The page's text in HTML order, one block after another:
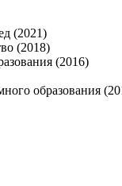
(2021)
(2018)
(2016)
образования